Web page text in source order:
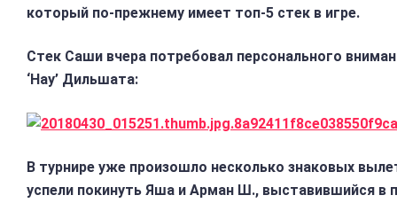
который по-прежнему имеет топ-5 стек в игре.
Стек Саши вчера потребовал персонального
‘Нау’ Дильшата:
В турнире уже произошло несколько знаковых
успели покинуть Яша и Арман Ш., выставившийся в